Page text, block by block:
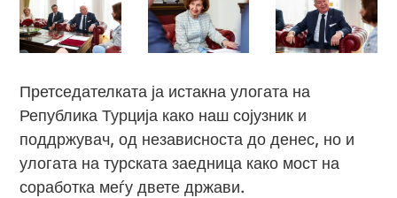
Претседателката ја истакна улогата на
Република Турција како наш сојузник и
поддржувач, од независноста до денес, но и
улогата на турската заедница како мост на
соработка меѓу двете држави.